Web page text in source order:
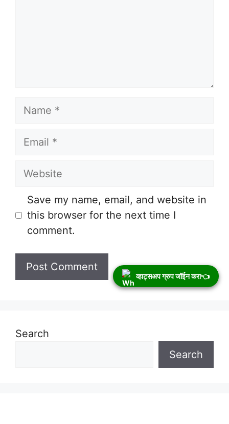
व्हाट्सअप ग्रुप जॉईन करा👈
Name
Email
Website
Save my name, email, and website in
this browser for the next time I
comment.
Search
Search